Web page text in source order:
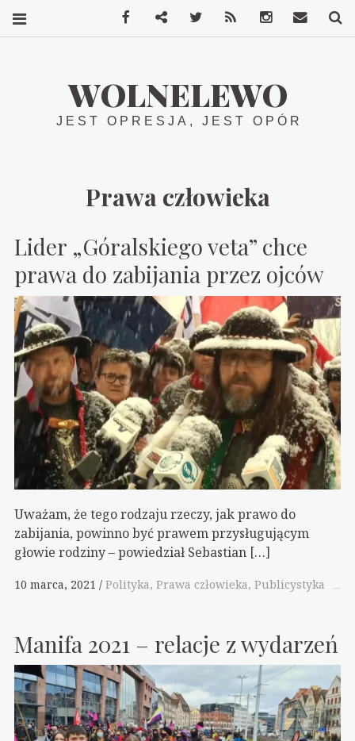
WOLNELEWO
JEST OPRESJA, JEST OPÓR
Prawa człowieka
Lider „Góralskiego veta” chce
prawa do zabijania przez ojców
Uważam, że tego rodzaju rzeczy, jak prawo do
zabijania, powinno być prawem przysługującym
głowie rodziny – powiedział Sebastian […]
10 marca, 2021 Polityka Prawa człowieka Publicystyka
Manifa 2021 – relacje z wydarzeń
FacebookMastodonTwitter InstagramKontakt